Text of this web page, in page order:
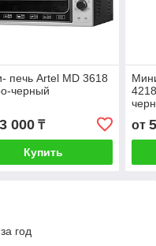
печь Artel MD 3618
черный
000₸
Купить
от
год